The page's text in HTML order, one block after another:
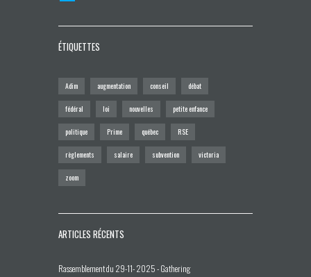
ÉTIQUETTES
Adim augmentation conseil débat
fédéral loi nouvelles petite enfance
politique Prime québec RSE
règlements salaire subvention victoria
zoom
ARTICLES RÉCENTS
Rassemblement du 29-11- 2025 - Gathering